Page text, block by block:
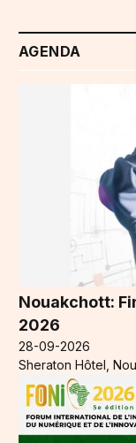
AGENDA
Nouakchott:
2026
28-09-2026
Sheraton Hôtel,